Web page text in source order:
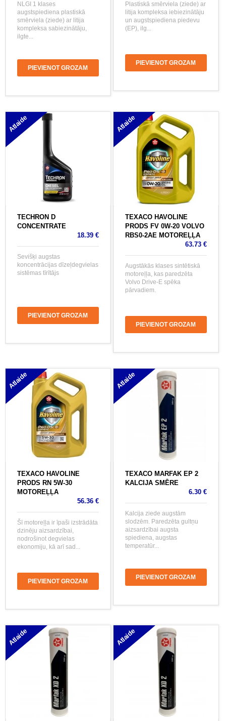
NLGI 1 klases
augstspiediena plastiskā
smērviela (ziede) ar litija
kompleksa sabiezinātāju,
ilgte...
PIEVIENOT GROZAM
Plastiskā smērviela (ziede) ar
litija kompleksa iebiezinātāju
un augstspiediena piedevu
(EP), ilg...
PIEVIENOT GROZAM
Atlaide
TECHRON D
CONCENTRATE
18.39 €
Sevišķi augstas
koncentrācijas dīzeļdegvielas
sistēmas tīrītājs
PIEVIENOT GROZAM
Atlaide
TEXACO HAVOLINE
PRODS FV 0W-20 VOLVO
RBS0-2AE MOTOREĻĻA
63.73 €
Augstākās klases sintētiskā
motoreļļa, kas paredzēta
Volvo Drive-E spēka
pārvadiem.
PIEVIENOT GROZAM
Atlaide
TEXACO HAVOLINE
PRODS RN 5W-30
MOTOREĻĻA
56.36 €
Šī motoreļļa ir īpaši izstrādāta
dzinēju aizsardzībai,
nodrošinot degvielas
ekonomiju, kā arī sad...
PIEVIENOT GROZAM
Atlaide
TEXACO MARFAK EP 2
KALCIJA SMĒRE
6.30 €
Kalcija ziede augstām
slodzēm. Paredzēta gultņu
aizsardzībai augsta
spiediena, augstas
temperatūr...
PIEVIENOT GROZAM
Atlaide Atlaide